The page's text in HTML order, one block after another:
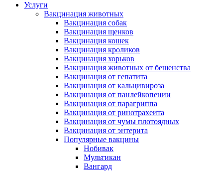
Услуги
Вакцинация животных
Вакцинация собак
Вакцинация щенков
Вакцинация кошек
Вакцинация кроликов
Вакцинация хорьков
Вакцинация животных от бешенства
Вакцинация от гепатита
Вакцинация от кальцивироза
Вакцинация от панлейкопении
Вакцинация от парагриппа
Вакцинация от ринотрахеита
Вакцинация от чумы плотоядных
Вакцинация от энтерита
Популярные вакцины
Нобивак
Мультикан
Вангард